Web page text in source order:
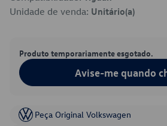
Unidade de venda: Unitário(a)
Produto temporariamente esgotado.
Avise-me quando
Peça Original Volkswagen